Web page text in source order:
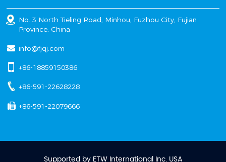
No. 3 North Tieling Road, Minhou, Fuzhou City, Fujian
Province, China
info@fjqj.com
+86-18859150386
+86-591-22628228
+86-591-22079666
Supported by ETW International Inc. USA